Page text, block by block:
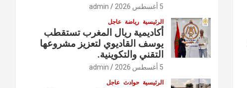
5 أغسطس 2026 admin
الرئيسية رياضة عاجل
أكاديمية ريال المغرب تستقطب
يوسف القاديوي لتعزيز مشروعها
التقني والتكوينية.
5 أغسطس 2026 admin
الرئيسية حوادث عاجل